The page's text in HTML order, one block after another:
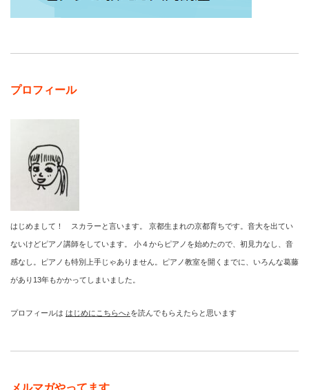
プロフィール
はじめまして！ スカラーと言います。 京都生まれの京都育ちです。音大を出てい
ないけどピアノ講師をしています。 小４からピアノを始めたので、初見力なし、音
感なし。ピアノも特別上手じゃありません。ピアノ教室を開くまでに、いろんな葛藤
があり13年もかかってしまいました。
プロフィールは はじめにこちらへ♪を読んでもらえたらと思います
メルマガやってます